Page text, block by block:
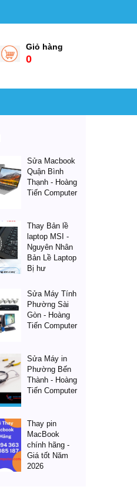
Giỏ hàng
0
Sửa Macbook
Quận Bình
Thạnh - Hoàng
Tiến Computer
Thay Bản lề
laptop MSI -
Nguyên Nhân
Bản Lề Laptop
Bị hư
Sửa Máy Tính
Phường Sài
Gòn - Hoàng
Tiến Computer
Sửa Máy in
Phường Bến
Thành - Hoàng
Tiến Computer
Thay pin
MacBook
chính hãng -
Giá tốt Năm
2026